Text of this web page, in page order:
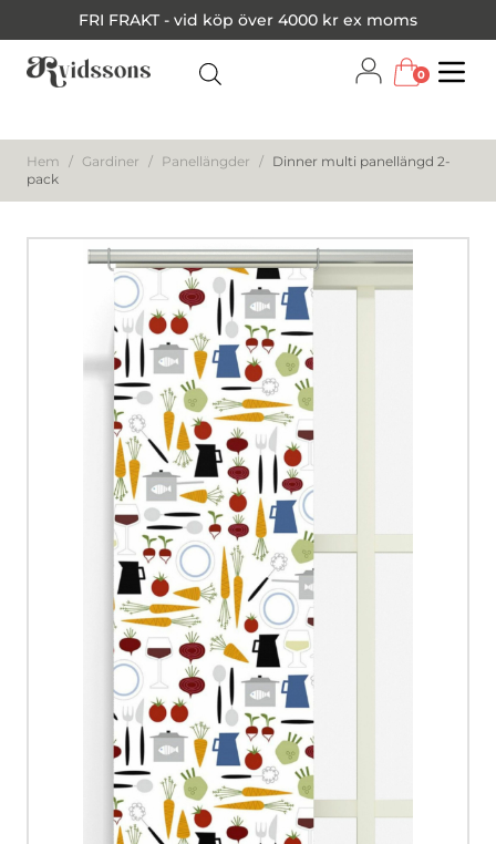
FRI FRAKT - vid köp över 4000 kr ex moms
0
Hem / Gardiner / Panellängder / Dinner multi panellängd 2-
pack